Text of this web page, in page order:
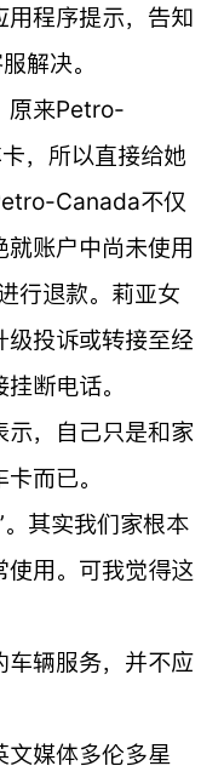
用程序提示，告知
解决。
原来Petro-
，所以直接给她
Canada不仅
账户中尚未使用
行退款。莉亚女
级投诉或转接至经
断电话。
示，自己只是和家
而已。
。其实我们家根本
用。可我觉得这
车辆服务，并不应
文媒体多伦多星